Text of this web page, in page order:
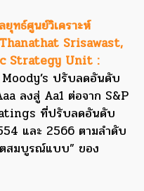
ทธ์ศูนย์วิเคราะห์
Srisawast,
Strategy Unit :
ปรับลดอันดับ
ลงสู่ Aa1 ต่อจาก S&P
ที่ปรับลดอันดับ
และ 2566 ตามลำดับ
สมบูรณ์แบบ” ของ